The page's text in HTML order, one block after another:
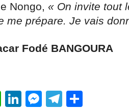
Nongo, « On invite tout
me prépare. Je vais
Fodé BANGOURA
WhatsApp
LinkedIn
Messenger
Telegram